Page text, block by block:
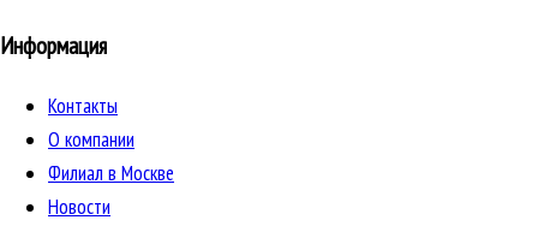
Информация
Контакты
О компании
Филиал в Москве
Новости